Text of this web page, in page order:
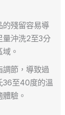
的殘留容易導
量沖洗2至3分
。
調節，導致過
36至40度的溫
驗。